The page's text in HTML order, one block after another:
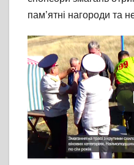
пам’ятні нагороди та